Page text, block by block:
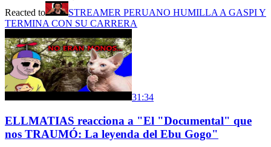
Reacted to
STREAMER PERUANO HUMILLA A GASPI Y
TERMINA CON SU CARRERA
31:34
ELLMATIAS reacciona a "El "Documental" que
nos TRAUMÓ: La leyenda del Ebu Gogo"